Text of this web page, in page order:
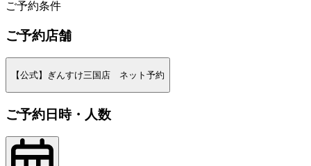
ご予約条件
ご予約店舗
【公式】ぎんすけ三国店 ネット予約
ご予約日時・人数